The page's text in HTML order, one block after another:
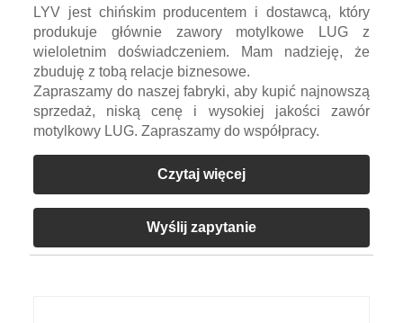
LYV jest chińskim producentem i dostawcą, który
produkuje głównie zawory motylkowe LUG z
wieloletnim doświadczeniem. Mam nadzieję, że
zbuduję z tobą relacje biznesowe.
Zapraszamy do naszej fabryki, aby kupić najnowszą
sprzedaż, niską cenę i wysokiej jakości zawór
motylkowy LUG. Zapraszamy do współpracy.
Czytaj więcej
Wyślij zapytanie